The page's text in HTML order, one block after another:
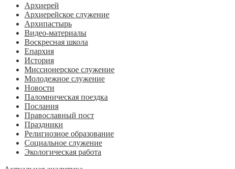
Архиерей
Архиерейское служение
Архипастырь
Видео-материалы
Воскресная школа
Епархия
История
Миссионерское служение
Молодежное служение
Новости
Паломническая поездка
Послания
Православный пост
Праздники
Религиозное образование
Социальное служение
Экологическая работа